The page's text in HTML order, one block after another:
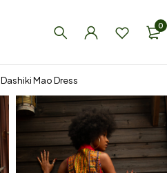
0
Dashiki Mao Dress